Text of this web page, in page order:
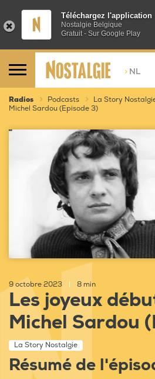
Téléchargez l'application
Nostalgie Belgique
Gratuit - Sur Google Play
> NL
Radios Podcasts La Story
Michel Sardou (Episode 3)
9 octobre 2023 8 min
Les joyeux
Michel Sardou
La Story Nostalgie
Résumé de